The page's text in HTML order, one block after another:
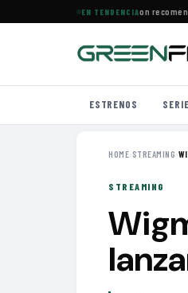
EN TENDENCIA
llegan a Prime Video con
ESTRENOS
HOME› STREAMING›
STREAMING